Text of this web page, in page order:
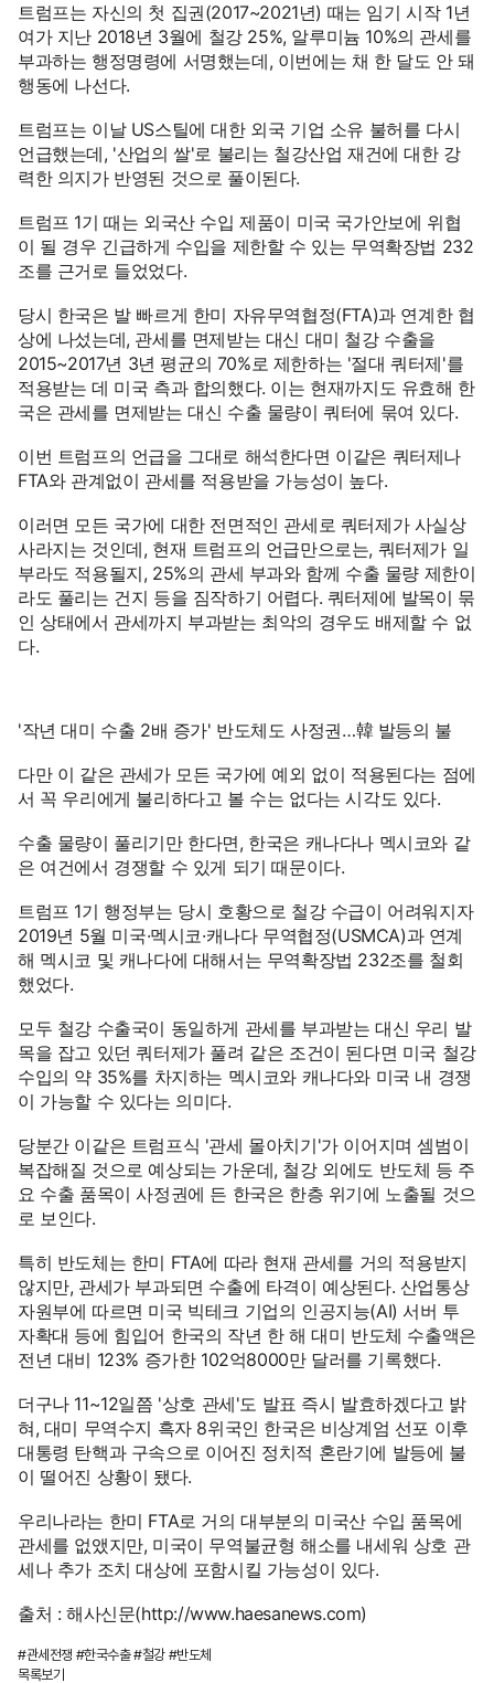
트럼프는 자신의 첫 집권(2017~2021년) 때는 임기 시작 1년
여가 지난 2018년 3월에 철강 25%, 알루미늄 10%의 관세를
부과하는 행정명령에 서명했는데, 이번에는 채 한 달도 안 돼
행동에 나선다.
트럼프는 이날 US스틸에 대한 외국 기업 소유 불허를 다시
언급했는데, '산업의 쌀'로 불리는 철강산업 재건에 대한 강
력한 의지가 반영된 것으로 풀이된다.
트럼프 1기 때는 외국산 수입 제품이 미국 국가안보에 위협
이 될 경우 긴급하게 수입을 제한할 수 있는 무역확장법 232
조를 근거로 들었었다.
당시 한국은 발 빠르게 한미 자유무역협정(FTA)과 연계한 협
상에 나섰는데, 관세를 면제받는 대신 대미 철강 수출을
2015~2017년 3년 평균의 70%로 제한하는 '절대 쿼터제'를
적용받는 데 미국 측과 합의했다. 이는 현재까지도 유효해 한
국은 관세를 면제받는 대신 수출 물량이 쿼터에 묶여 있다.
이번 트럼프의 언급을 그대로 해석한다면 이같은 쿼터제나
FTA와 관계없이 관세를 적용받을 가능성이 높다.
이러면 모든 국가에 대한 전면적인 관세로 쿼터제가 사실상
사라지는 것인데, 현재 트럼프의 언급만으로는, 쿼터제가 일
부라도 적용될지, 25%의 관세 부과와 함께 수출 물량 제한이
라도 풀리는 건지 등을 짐작하기 어렵다. 쿼터제에 발목이 묶
인 상태에서 관세까지 부과받는 최악의 경우도 배제할 수 없
다.
'작년 대미 수출 2배 증가' 반도체도 사정권…韓 발등의 불
다만 이 같은 관세가 모든 국가에 예외 없이 적용된다는 점에
서 꼭 우리에게 불리하다고 볼 수는 없다는 시각도 있다.
수출 물량이 풀리기만 한다면, 한국은 캐나다나 멕시코와 같
은 여건에서 경쟁할 수 있게 되기 때문이다.
트럼프 1기 행정부는 당시 호황으로 철강 수급이 어려워지자
2019년 5월 미국·멕시코·캐나다 무역협정(USMCA)과 연계
해 멕시코 및 캐나다에 대해서는 무역확장법 232조를 철회
했었다.
모두 철강 수출국이 동일하게 관세를 부과받는 대신 우리 발
목을 잡고 있던 쿼터제가 풀려 같은 조건이 된다면 미국 철강
수입의 약 35%를 차지하는 멕시코와 캐나다와 미국 내 경쟁
이 가능할 수 있다는 의미다.
당분간 이같은 트럼프식 '관세 몰아치기'가 이어지며 셈범이
복잡해질 것으로 예상되는 가운데, 철강 외에도 반도체 등 주
요 수출 품목이 사정권에 든 한국은 한층 위기에 노출될 것으
로 보인다.
특히 반도체는 한미 FTA에 따라 현재 관세를 거의 적용받지
않지만, 관세가 부과되면 수출에 타격이 예상된다. 산업통상
자원부에 따르면 미국 빅테크 기업의 인공지능(AI) 서버 투
자확대 등에 힘입어 한국의 작년 한 해 대미 반도체 수출액은
전년 대비 123% 증가한 102억8000만 달러를 기록했다.
더구나 11~12일쯤 '상호 관세'도 발표 즉시 발효하겠다고 밝
혀, 대미 무역수지 흑자 8위국인 한국은 비상계엄 선포 이후
대통령 탄핵과 구속으로 이어진 정치적 혼란기에 발등에 불
이 떨어진 상황이 됐다.
우리나라는 한미 FTA로 거의 대부분의 미국산 수입 품목에
관세를 없앴지만, 미국이 무역불균형 해소를 내세워 상호 관
세나 추가 조치 대상에 포함시킬 가능성이 있다.
출처 : 해사신문(http://www.haesanews.com)
#관세전쟁 #한국수출 #철강 #반도체
목록보기